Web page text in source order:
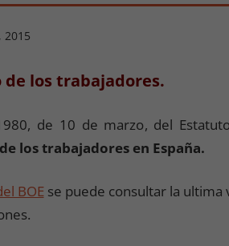
2015
de los trabajadores.
de 10 de marzo, del
los trabajadores en España.
BOEse puede consultar la ultima